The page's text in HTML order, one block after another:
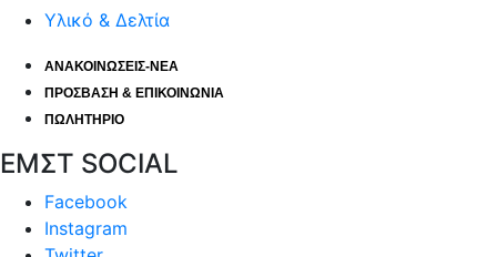
Υλικό & Δελτία
ΑΝΑΚΟΙΝΩΣΕΙΣ-ΝΕΑ
ΠΡΟΣΒΑΣΗ & ΕΠΙΚΟΙΝΩΝΙΑ
ΠΩΛΗΤΗΡΙΟ
ΕΜΣΤ SOCIAL
Facebook
Instagram